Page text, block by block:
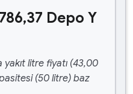
Depo Y
litre fiyatı (43,00
(50 litre) baz